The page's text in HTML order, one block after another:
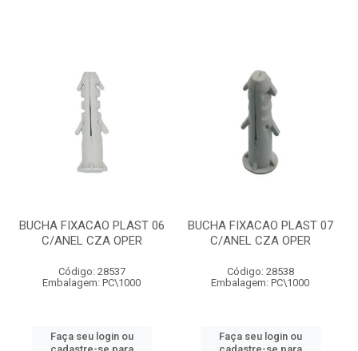
BUCHA FIXACAO PLAST 06
C/ANEL CZA OPER
Código: 28537
Embalagem: PC\1000
Faça seu login ou
BUCHA FIXACAO PLAST 07
C/ANEL CZA OPER
Código: 28538
Embalagem: PC\1000
Faça seu login ou